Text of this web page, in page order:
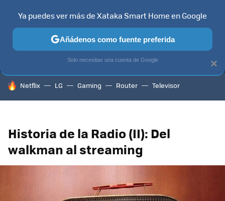
MENÚ NUEVO
CONTENIDOS SMART TV
HOY SE HABLA DE
Netflix LG Gaming Router Televisor
Historia de la Radio (II): Del
walkman al streaming
×
Ya puedes ver más de Xataka Smart Home en Google
Añádenos como fuente preferida
Solo necesitas una cuenta de Google